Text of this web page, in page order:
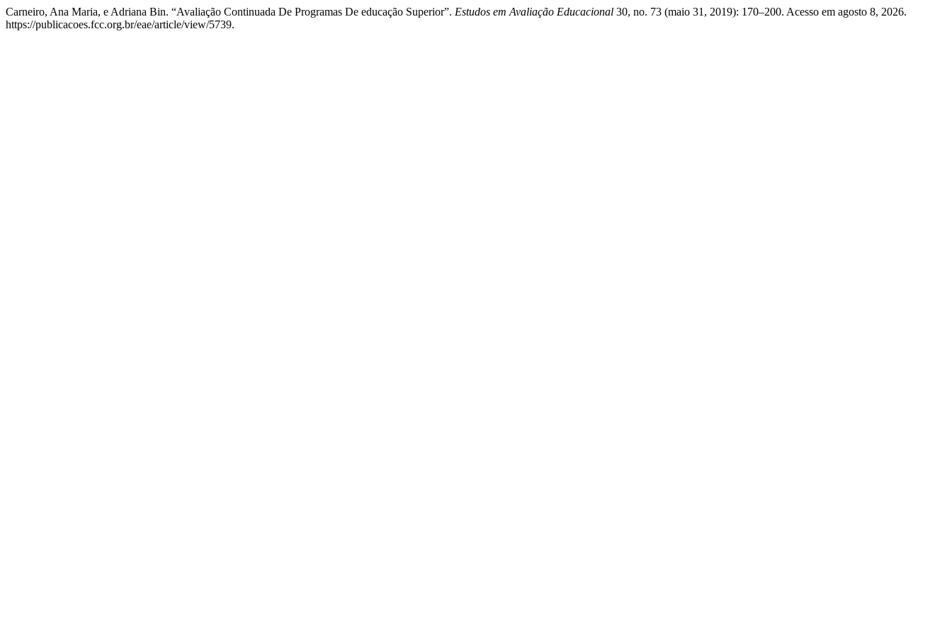
Carneiro, Ana Maria, e Adriana Bin. “Avaliação Continuada De Programas De educação Superior”. Estudos em Avaliação Educacional 30, no. 73 (maio 31, 2019): 170–200. Acesso em agosto 8, 2026.
https://publicacoes.fcc.org.br/eae/article/view/5739.